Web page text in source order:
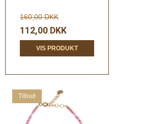
160,00 DKK
112,00 DKK
VIS PRODUKT
Tilbud